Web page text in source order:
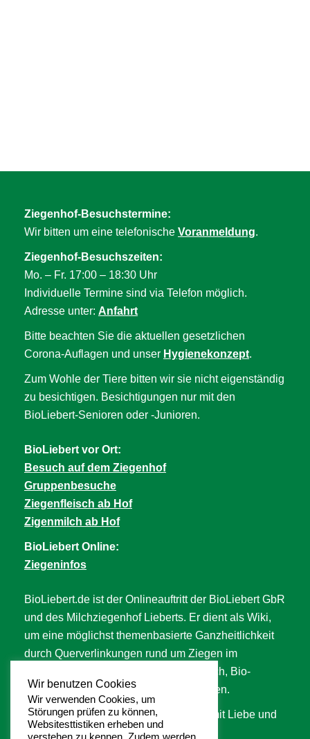
Ziegenhof-Besuchstermine:
Wir bitten um eine telefonische Voranmeldung.
Ziegenhof-Besuchszeiten:
Mo. – Fr. 17:00 – 18:30 Uhr
Individuelle Termine sind via Telefon möglich.
Adresse unter: Anfahrt
Bitte beachten Sie die aktuellen gesetzlichen
Corona-Auflagen und unser Hygienekonzept.
Zum Wohle der Tiere bitten wir sie nicht eigenständig
zu besichtigen. Besichtigungen nur mit den
BioLiebert-Senioren oder -Junioren.
BioLiebert vor Ort:
Besuch auf dem Ziegenhof
Gruppenbesuche
Ziegenfleisch ab Hof
Zigenmilch ab Hof
BioLiebert Online:
Ziegeninfos
BioLiebert.de ist der Onlineauftritt der BioLiebert GbR
und des Milchziegenhof Lieberts. Er dient als Wiki,
um eine möglichst themenbasierte Ganzheitlichkeit
durch Querverlinkungen rund um Ziegen im
Allgemeinen, Ziegenfleisch, Ziegenmilch, Bio-
Landwirtschaft, Tierwohl uvm. abzubilden.
An der Seite wird langsam aber stetig mit Liebe und
Hingabe gearbeitet. ❥
Wir benutzen Cookies
Wir verwenden Cookies, um
Störungen prüfen zu können,
Websitesttistiken erheben und